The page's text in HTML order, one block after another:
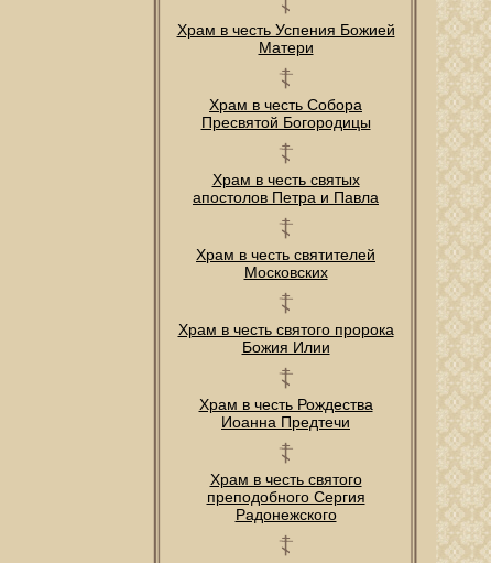
Храм в честь Успения Божией
Матери
Храм в честь Собора
Пресвятой Богородицы
Храм в честь святых
апостолов Петра и Павла
Храм в честь святителей
Московских
Храм в честь святого пророка
Божия Илии
Храм в честь Рождества
Иоанна Предтечи
Храм в честь святого
преподобного Сергия
Радонежского